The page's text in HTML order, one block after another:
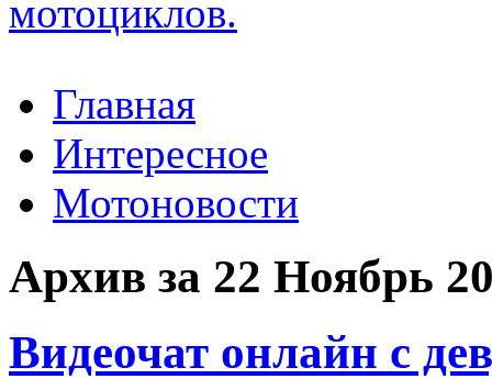
Главная
Интересное
Мотоновости
Архив за 22 Ноябрь
Видеочат онлайн с